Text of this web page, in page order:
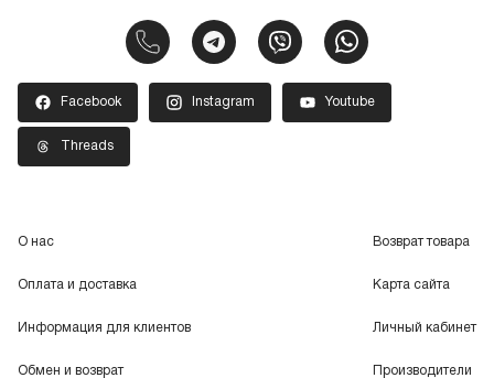
Facebook Instagram Youtube
Threads
О нас
Оплата и доставка
Информация для клиентов
Обмен и возврат
Возврат товара
Карта сайта
Личный кабинет
Производители